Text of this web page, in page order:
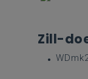
Zill-